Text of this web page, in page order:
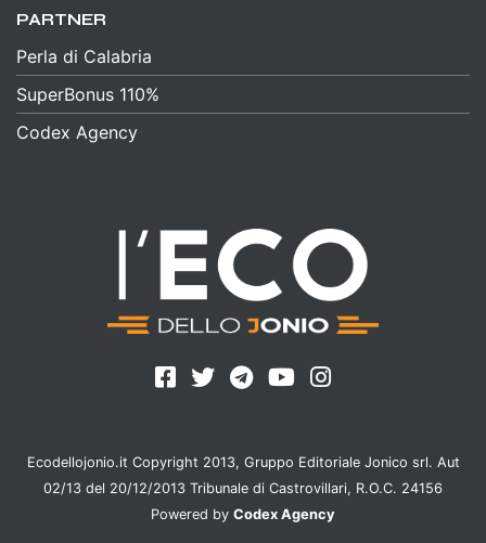
PARTNER
Perla di Calabria
SuperBonus 110%
Codex Agency
Ecodellojonio.it Copyright 2013, Gruppo Editoriale Jonico srl. Aut
02/13 del 20/12/2013 Tribunale di Castrovillari, R.O.C. 24156
Powered by Codex Agency